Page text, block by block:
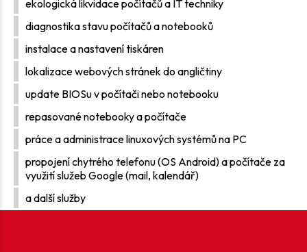
ekologická likvidace počítačů a IT techniky
diagnostika stavu počítačů a notebooků
instalace a nastavení tiskáren
lokalizace webových stránek do angličtiny
update BIOSu v počítači nebo notebooku
repasované notebooky a počítače
práce a administrace linuxových systémů na PC
propojení chytrého telefonu (OS Android) a počítače za
využití služeb Google (mail, kalendář)
a další služby